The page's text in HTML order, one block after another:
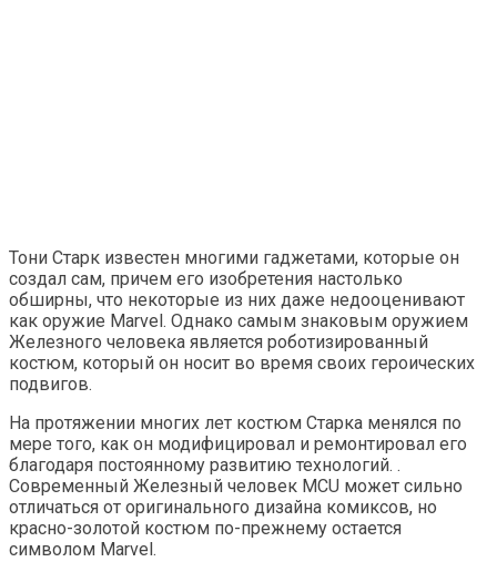
Тони Старк известен многими гаджетами, которые он
создал сам, причем его изобретения настолько
обширны, что некоторые из них даже недооценивают
как оружие Marvel. Однако самым знаковым оружием
Железного человека является роботизированный
костюм, который он носит во время своих героических
подвигов.
На протяжении многих лет костюм Старка менялся по
мере того, как он модифицировал и ремонтировал его
благодаря постоянному развитию технологий. .
Современный Железный человек MCU может сильно
отличаться от оригинального дизайна комиксов, но
красно-золотой костюм по-прежнему остается
символом Marvel.